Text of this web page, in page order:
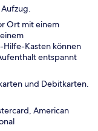
Ort mit einem
Hilfe-Kasten können
entspannt
und Debitkarten.
American